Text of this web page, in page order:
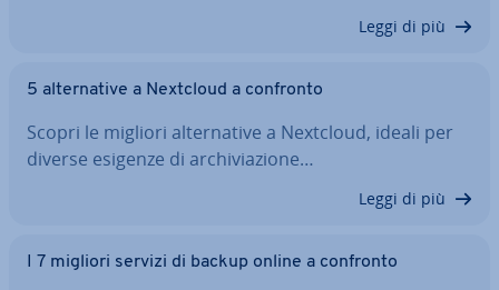
Leggi di più
5 al­ter­na­ti­ve a Nextcloud a confronto
Scopri le migliori al­ter­na­ti­ve a Nextcloud, ideali per
diverse esigenze di ar­chi­via­zio­ne…
Leggi di più
I 7 migliori servizi di backup online a confronto